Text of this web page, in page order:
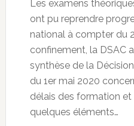
Les examens
ont pu reprendre
national à compter du
confinement, la DSAC
synthèse de la
du 1er mai 2020
délais des formation et
quelques éléments…